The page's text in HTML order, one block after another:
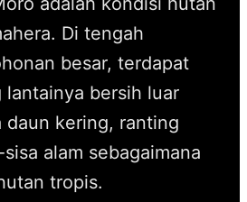
Di tengah
besar, terdapat
lantainya bersih luar
daun kering, ranting
alam sebagaimana
tropis.